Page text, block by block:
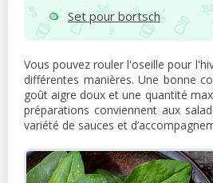
Set pour bortsch
Vous pouvez rouler l'oseille pour
différentes manières. Une bonne
goût aigre doux et une quantité
préparations conviennent aux
variété de sauces et